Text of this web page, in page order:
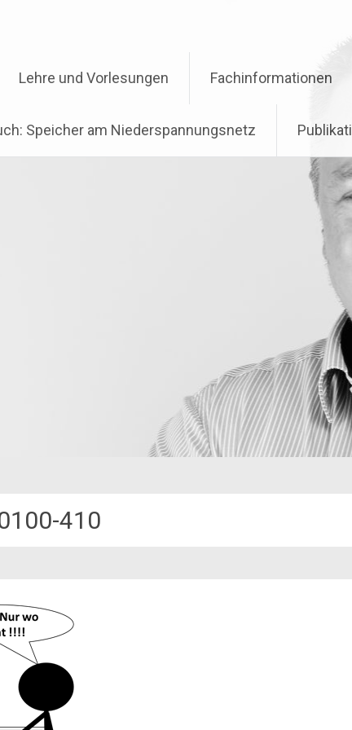
Lehre und Vorlesungen Fachinformationen
Speicher am Niederspannungsnetz
410